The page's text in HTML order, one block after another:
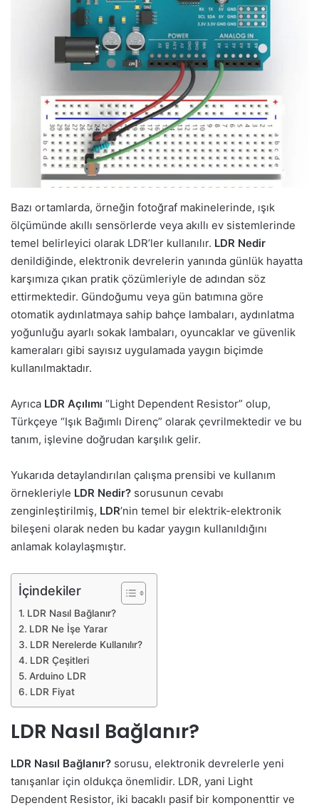
Bazı ortamlarda, örneğin fotoğraf makinelerinde, ışık
ölçümünde akıllı sensörlerde veya akıllı ev sistemlerinde
temel belirleyici olarak LDR’ler kullanılır. LDR Nedir
denildiğinde, elektronik devrelerin yanında günlük hayatta
karşımıza çıkan pratik çözümleriyle de adından söz
ettirmektedir. Gündoğumu veya gün batımına göre
otomatik aydınlatmaya sahip bahçe lambaları, aydınlatma
yoğunluğu ayarlı sokak lambaları, oyuncaklar ve güvenlik
kameraları gibi sayısız uygulamada yaygın biçimde
kullanılmaktadır.
Ayrıca LDR Açılımı “Light Dependent Resistor” olup,
Türkçeye “Işık Bağımlı Direnç” olarak çevrilmektedir ve bu
tanım, işlevine doğrudan karşılık gelir.
Yukarıda detaylandırılan çalışma prensibi ve kullanım
örnekleriyle LDR Nedir? sorusunun cevabı
zenginleştirilmiş, LDR’nin temel bir elektrik-elektronik
bileşeni olarak neden bu kadar yaygın kullanıldığını
anlamak kolaylaşmıştır.
İçindekiler
LDR Nasıl Bağlanır?
LDR Ne İşe Yarar
LDR Nerelerde Kullanılır?
LDR Çeşitleri
Arduino LDR
LDR Fiyat
LDR Nasıl Bağlanır?
LDR Nasıl Bağlanır? sorusu, elektronik devrelerle yeni
tanışanlar için oldukça önemlidir. LDR, yani Light
Dependent Resistor, iki bacaklı pasif bir komponenttir ve